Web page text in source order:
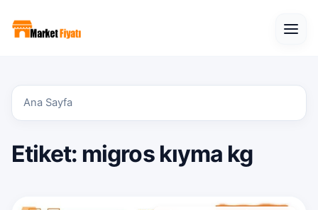
Ana Sayfa
Etiket: migros kıyma kg